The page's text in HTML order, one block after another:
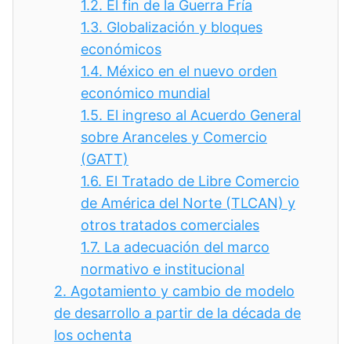
1.2. El fin de la Guerra Fría
1.3. Globalización y bloques
económicos
1.4. México en el nuevo orden
económico mundial
1.5. El ingreso al Acuerdo General
sobre Aranceles y Comercio
(GATT)
1.6. El Tratado de Libre Comercio
de América del Norte (TLCAN) y
otros tratados comerciales
1.7. La adecuación del marco
normativo e institucional
2. Agotamiento y cambio de modelo
de desarrollo a partir de la década de
los ochenta